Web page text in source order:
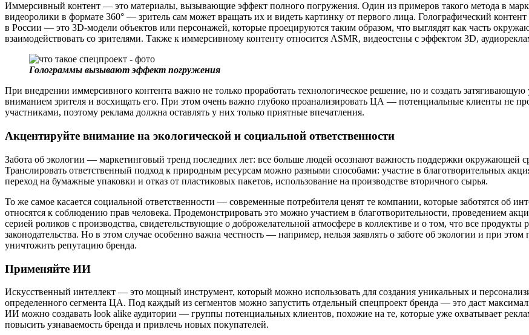
Иммерсивный контент — это материалы, вызывающие эффект полного погружения. Один из примеров такого метода в
видеоролики в формате 360° — зритель сам может вращать их и видеть картинку от первого лица. Голографический
в России — это 3D-модели объектов или персонажей, которые проецируются таким образом, что выглядят как часть
взаимодействовать со зрителями. Также к иммерсивному контенту относится ASMR, видеостены с эффектом 3D,
Голограммы вызывают эффект погружения
При внедрении иммерсивного контента важно не только проработать технологическое решение, но и создать затягивающую
вниманием зрителя и восхищать его. При этом очень важно глубоко проанализировать ЦА — потенциальные клиенты не
участниками, поэтому реклама должна оставлять у них только приятные впечатления.
Акцентируйте внимание на экологической и социальной ответственности
Забота об экологии — маркетинговый тренд последних лет: все больше людей осознают важность поддержки окружающей
Транслировать ответственный подход к природным ресурсам можно разными способами: участие в благотворительных
переход на бумажные упаковки и отказ от пластиковых пакетов, использование на производстве вторичного сырья.
То же самое касается социальной ответственности — современные потребителя ценят те компании, которые заботятся об
относятся к соблюдению прав человека. Продемонстрировать это можно участием в благотворительности, проведением
серией роликов с производства, свидетельствующие о доброжелательной атмосфере в коллективе и о том, что все
законодательства. Но в этом случае особенно важна честность — например, нельзя заявлять о заботе об экологии и при
уничтожить репутацию бренда.
Применяйте ИИ
Искусственный интеллект — это мощный инструмент, который можно использовать для создания уникальных и
определенного сегмента ЦА. Под каждый из сегментов можно запустить отдельный спецпроект бренда — это даст
ИИ можно создавать look alike аудитории — группы потенциальных клиентов, похожие на те, которые уже охватывает
повысить узнаваемость бренда и привлечь новых покупателей.